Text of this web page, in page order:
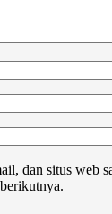
dan situs web